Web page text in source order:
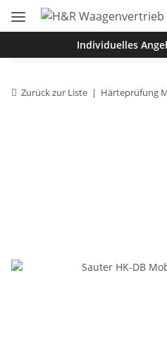
Individuelles
Zurück zur Liste Härteprüfung